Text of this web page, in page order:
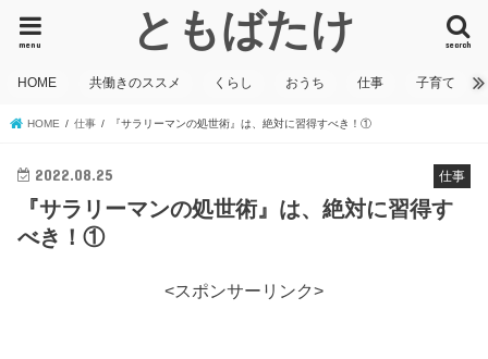
ともばたけ search
menu
HOME 共働きのススメ くらし おうち 仕事 子育て
HOME 仕事 『サラリーマンの処世術』は、絶対に習得すべき！①
仕事
2022.08.25
『サラリーマンの処世術』は、絶対に習得す
べき！①
<スポンサーリンク>